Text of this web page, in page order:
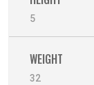
5
WEIGHT
32